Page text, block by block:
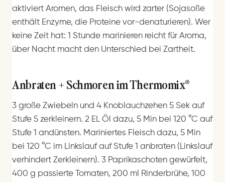
aktiviert Aromen, das Fleisch wird zarter (Sojasoße
enthält Enzyme, die Proteine vor-denaturieren). Wer
keine Zeit hat: 1 Stunde marinieren reicht für Aroma,
über Nacht macht den Unterschied bei Zartheit.
Anbraten + Schmoren im Thermomix®
3 große Zwiebeln und 4 Knoblauchzehen 5 Sek auf
Stufe 5 zerkleinern. 2 EL Öl dazu, 5 Min bei 120 °C auf
Stufe 1 andünsten. Mariniertes Fleisch dazu, 5 Min
bei 120 °C im Linkslauf auf Stufe 1 anbraten (Linkslauf
verhindert Zerkleinern). 3 Paprikaschoten gewürfelt,
400 g passierte Tomaten, 200 ml Rinderbrühe, 100